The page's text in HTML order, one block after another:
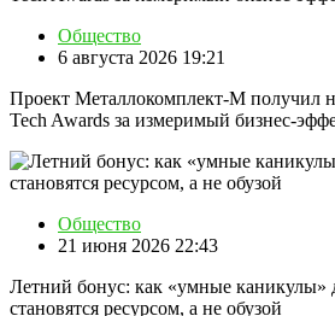
Общество
6 августа 2026 19:21
Проект Металлокомплект-М получил
Tech Awards за измеримый бизнес-
Общество
21 июня 2026 22:43
Летний бонус: как «умные
становятся ресурсом, а не обузой